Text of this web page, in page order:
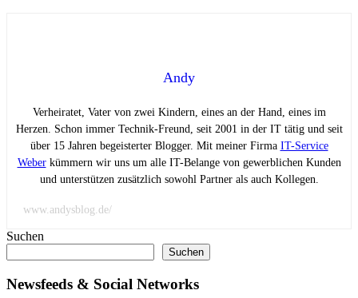
Andy
Verheiratet, Vater von zwei Kindern, eines an der Hand, eines im
Herzen. Schon immer Technik-Freund, seit 2001 in der IT tätig und seit
über 15 Jahren begeisterter Blogger. Mit meiner Firma IT-Service
Weberkümmern wir uns um alle IT-Belange von gewerblichen Kunden
und unterstützen zusätzlich sowohl Partner als auch Kollegen.
www.andysblog.de/
Suchen
Suchen
Newsfeeds & Social Networks